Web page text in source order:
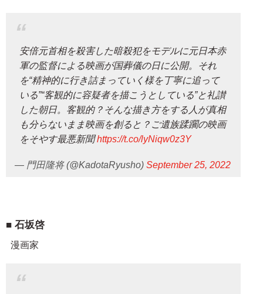
安倍元首相を殺害した暗殺犯をモデルに元日本赤
軍の監督による映画が国葬儀の日に公開。それ
を“精神的に行き詰まっていく様を丁寧に追って
いる”“客観的に容疑者を描こうとしている”と礼讃
した朝日。客観的？そんな描き方をする人が真相
も分らないまま映画を創ると？ご遺族蹂躙の映画
をそやす最悪新聞https://t.co/lyNiqw0z3Y
— 門田隆将 (@KadotaRyusho) September 25, 2022
石坂啓
漫画家